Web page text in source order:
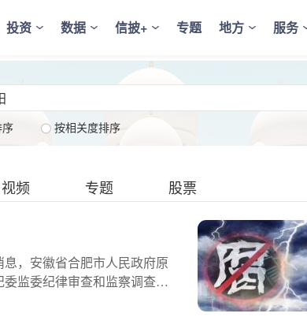
投资 数据 信披+ 专题 地方 服务
按相关度排序
视频 专题 股票
，安徽省合肥市人民政府原
监委纪律审查和监察调查。